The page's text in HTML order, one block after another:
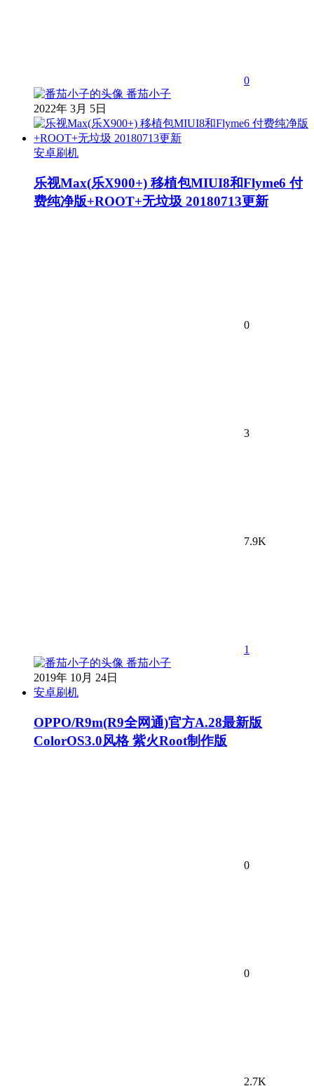
0
番茄小子
2022年 3月 5日
安卓刷机
乐视Max(乐X900+) 移植包MIUI8和Flyme6 付
费纯净版+ROOT+无垃圾 20180713更新
0
3
7.9K
1
番茄小子
2019年 10月 24日
安卓刷机
OPPO/R9m(R9全网通)官方A.28最新版
ColorOS3.0风格 紫火Root制作版
0
0
2.7K